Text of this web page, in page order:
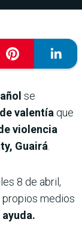
se
valentía que
violencia
Guairá
8 de abril,
propios medios